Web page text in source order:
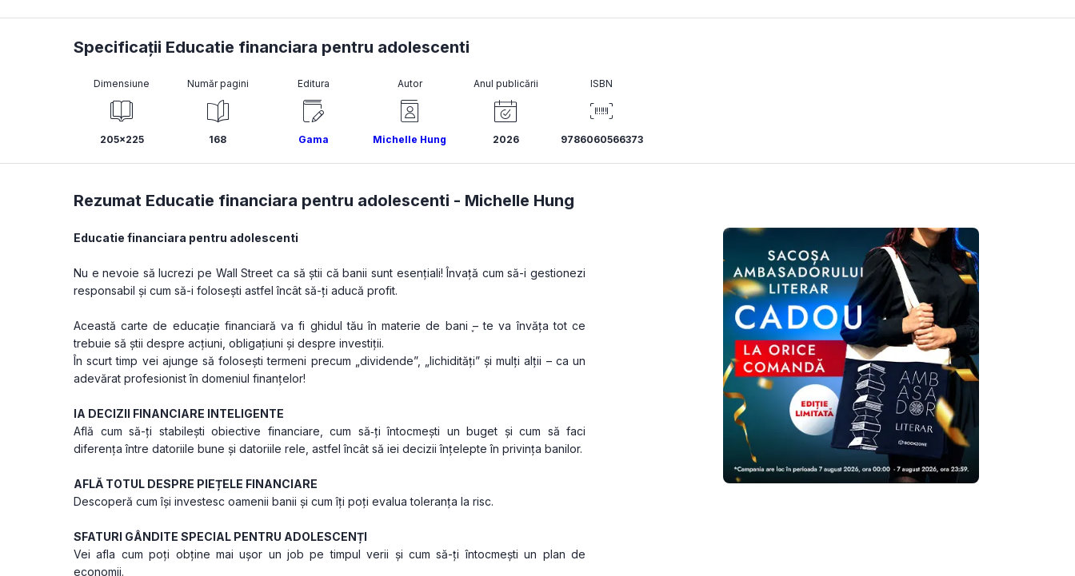
Specificații Educatie financiara pentru adolescenti
Dimensiune
205x225
Număr pagini
168
Editura
Gama
Autor
Michelle Hung
Anul publicării
2026
ISBN
9786060566373
Rezumat Educatie financiara pentru adolescenti - Michelle Hung
Educatie financiara pentru adolescenti
Nu e nevoie să lucrezi pe Wall Street ca să știi că banii sunt esențiali! Învață cum să-i gestionezi
responsabil și cum să-i folosești astfel încât să-ți aducă profit.
Această carte de educație financiară va fi ghidul tău în materie de bani ֪– te va învăța tot ce
trebuie să știi despre acțiuni, obligațiuni și despre investiții.
În scurt timp vei ajunge să folosești termeni precum „dividende”, „lichidități” și mulți alții – ca un
adevărat profesionist în domeniul finanțelor!
IA DECIZII FINANCIARE INTELIGENTE
Află cum să-ți stabilești obiective financiare, cum să‑ți întocmești un buget și cum să faci
diferența între datoriile bune și datoriile rele, astfel încât să iei decizii înțelepte în privința banilor.
AFLĂ TOTUL DESPRE PIEȚELE FINANCIARE
Descoperă cum își investesc oamenii banii și cum îți poți evalua toleranța la risc.
SFATURI GÂNDITE SPECIAL PENTRU ADOLESCENȚI
Vei afla cum poți obține mai ușor un job pe timpul verii și cum să-ți întocmești un plan de
economii.